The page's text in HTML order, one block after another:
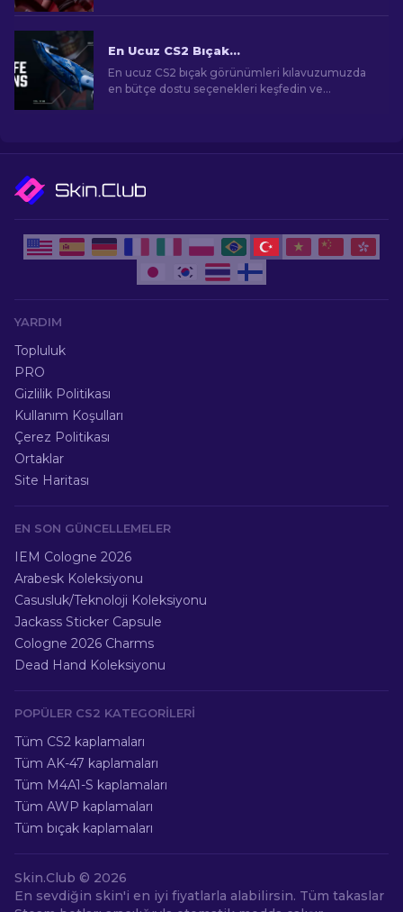
En Ucuz CS2 Bıçak Görünümleri [2026]
En ucuz CS2 bıçak görünümleri kılavuzumuzda
en bütçe dostu seçenekleri keşfedin ve
YARDIM
Topluluk
PRO
Gizlilik Politikası
Kullanım Koşulları
Çerez Politikası
Ortaklar
Site Haritası
EN SON GÜNCELLEMELER
IEM Cologne 2026
Arabesk Koleksiyonu
Casusluk/Teknoloji Koleksiyonu
Jackass Sticker Capsule
Cologne 2026 Charms
Dead Hand Koleksiyonu
POPÜLER CS2 KATEGORILERI
Tüm CS2 kaplamaları
Tüm AK-47 kaplamaları
Tüm M4A1-S kaplamaları
Tüm AWP kaplamaları
Tüm bıçak kaplamaları
Skin.Club © 2026
En sevdiğin skin'i en iyi fiyatlarla alabilirsin. Tüm takaslar